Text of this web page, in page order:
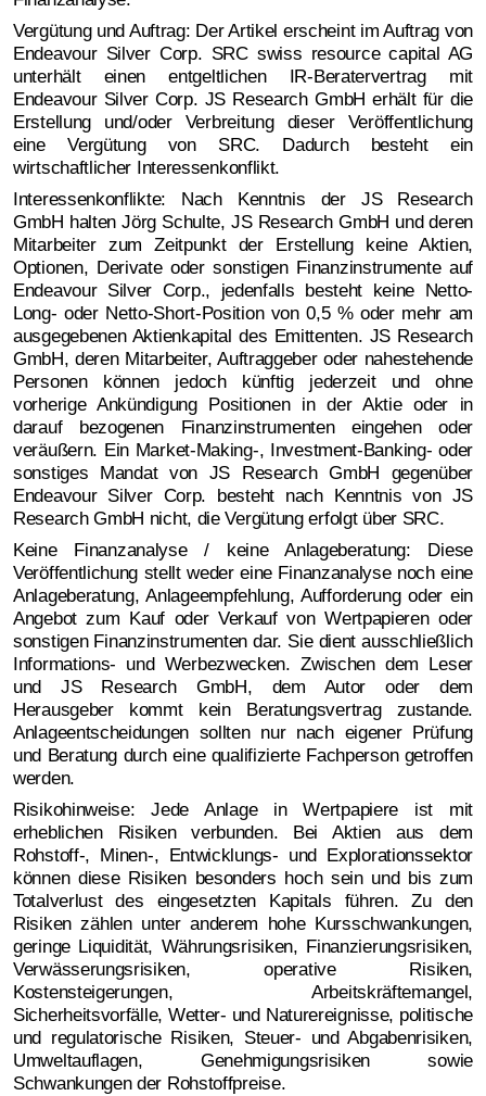
Vergütung und Auftrag: Der Artikel erscheint im Auftrag von
Endeavour Silver Corp. SRC swiss resource capital AG
unterhält einen entgeltlichen IR-Beratervertrag mit
Endeavour Silver Corp. JS Research GmbH erhält für die
Erstellung und/oder Verbreitung dieser Veröffentlichung
eine Vergütung von SRC. Dadurch besteht ein
wirtschaftlicher Interessenkonflikt.
Interessenkonflikte: Nach Kenntnis der JS Research
GmbH halten Jörg Schulte, JS Research GmbH und deren
Mitarbeiter zum Zeitpunkt der Erstellung keine Aktien,
Optionen, Derivate oder sonstigen Finanzinstrumente auf
Endeavour Silver Corp., jedenfalls besteht keine Netto-
Long- oder Netto-Short-Position von 0,5 % oder mehr am
ausgegebenen Aktienkapital des Emittenten. JS Research
GmbH, deren Mitarbeiter, Auftraggeber oder nahestehende
Personen können jedoch künftig jederzeit und ohne
vorherige Ankündigung Positionen in der Aktie oder in
darauf bezogenen Finanzinstrumenten eingehen oder
veräußern. Ein Market-Making-, Investment-Banking- oder
sonstiges Mandat von JS Research GmbH gegenüber
Endeavour Silver Corp. besteht nach Kenntnis von JS
Research GmbH nicht, die Vergütung erfolgt über SRC.
Keine Finanzanalyse / keine Anlageberatung: Diese
Veröffentlichung stellt weder eine Finanzanalyse noch eine
Anlageberatung, Anlageempfehlung, Aufforderung oder ein
Angebot zum Kauf oder Verkauf von Wertpapieren oder
sonstigen Finanzinstrumenten dar. Sie dient ausschließlich
Informations- und Werbezwecken. Zwischen dem Leser
und JS Research GmbH, dem Autor oder dem
Herausgeber kommt kein Beratungsvertrag zustande.
Anlageentscheidungen sollten nur nach eigener Prüfung
und Beratung durch eine qualifizierte Fachperson getroffen
werden.
Risikohinweise: Jede Anlage in Wertpapiere ist mit
erheblichen Risiken verbunden. Bei Aktien aus dem
Rohstoff-, Minen-, Entwicklungs- und Explorationssektor
können diese Risiken besonders hoch sein und bis zum
Totalverlust des eingesetzten Kapitals führen. Zu den
Risiken zählen unter anderem hohe Kursschwankungen,
geringe Liquidität, Währungsrisiken, Finanzierungsrisiken,
Verwässerungsrisiken, operative Risiken,
Kostensteigerungen, Arbeitskräftemangel,
Sicherheitsvorfälle, Wetter- und Naturereignisse, politische
und regulatorische Risiken, Steuer- und Abgabenrisiken,
Umweltauflagen, Genehmigungsrisiken sowie
Schwankungen der Rohstoffpreise.